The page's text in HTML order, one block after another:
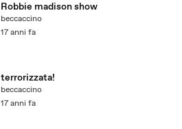
Robbie madison show
beccaccino
17 anni fa
terrorizzata!
beccaccino
17 anni fa